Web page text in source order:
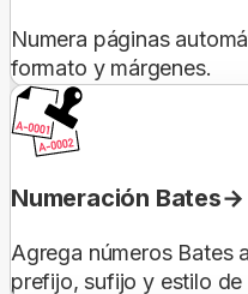
Numera páginas
formato y márgenes.
Numeración Bates
Agrega números Bates
prefijo, sufijo y estilo de